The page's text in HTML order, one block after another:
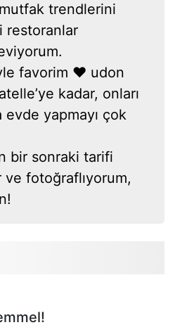
trendlerini
restoranlar
favorim ❤ udon
kadar, onları
yapmayı çok
bir sonraki tarifi
ve fotoğraflıyorum,